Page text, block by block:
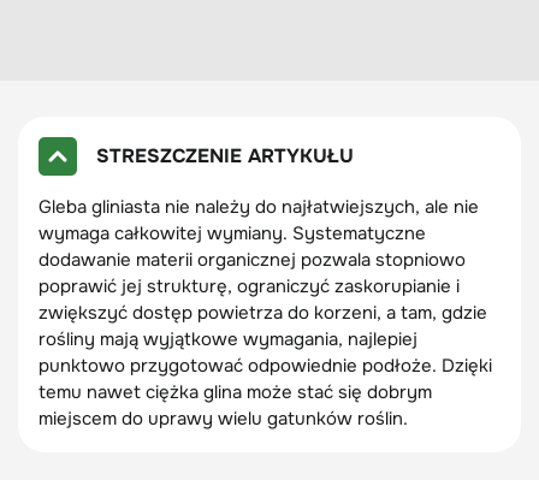
STRESZCZENIE ARTYKUŁU
Gleba gliniasta nie należy do najłatwiejszych, ale nie
wymaga całkowitej wymiany. Systematyczne
dodawanie materii organicznej pozwala stopniowo
poprawić jej strukturę, ograniczyć zaskorupianie i
zwiększyć dostęp powietrza do korzeni, a tam, gdzie
rośliny mają wyjątkowe wymagania, najlepiej
punktowo przygotować odpowiednie podłoże. Dzięki
temu nawet ciężka glina może stać się dobrym
miejscem do uprawy wielu gatunków roślin.